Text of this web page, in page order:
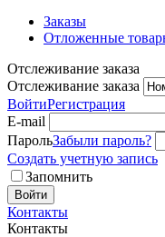
Заказы
Отложенные
Отслеживание заказа
Отслеживание заказа
ВойтиРегистрация
E-mail
ПарольЗабыли пароль?
Создать учетную запись
Запомнить
Войти
Контакты
Контакты